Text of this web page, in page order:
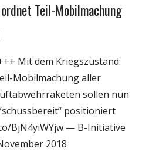
Teil-Mobilmachung
Mit dem Kriegszustand:
Mobilmachung aller
sollen nun
positioniert
BjN4yiWYjw — B-Initiative
2018